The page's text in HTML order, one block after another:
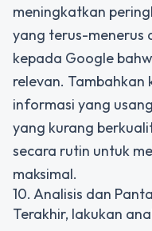
meningkatkan
yang terus-menerus
kepada Google
relevan. Tambahkan
informasi yang
yang kurang
secara rutin untuk
maksimal.
10. Analisis dan
Terakhir, lakukan